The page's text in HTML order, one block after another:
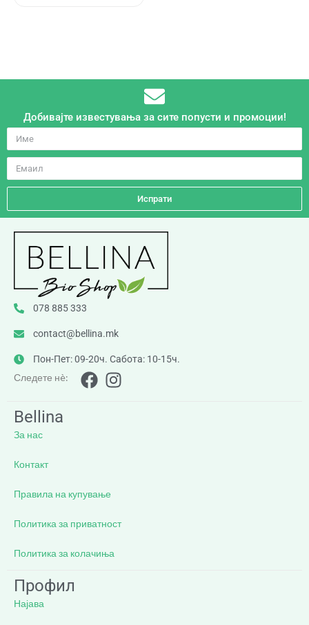
Добивајте известувања за сите попусти и промоции!
Испрати
078 885 333
contact@bellina.mk
Пон-Пет: 09-20ч. Сабота: 10-15ч.
Следете нè:
Bellina
За нас
Контакт
Правила на купување
Политика за приватност
Политика за колачиња
Профил
Најава